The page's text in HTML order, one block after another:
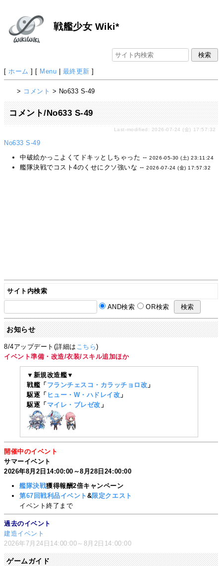
戦艦少女 Wiki*
[ ホーム ] [ Menu | 最終更新 ]
> コメント > No633 S-49
コメント/No633 S-49
Last-modified: 2026-07-24 (金) 17:57:32
No633 S-49
中破絵かっこよくてドキッとしちゃった --2026-05-30 (土) 23:11:24
艦隊決戦でコスト4のくせにクソ強いな --2026-07-24 (金) 17:57:32
サイト内検索
AND検索 OR検索
お知らせ
8/4アップデート(詳細は こちら)
イベント準備・改造/衣装/スキル追加ほか
▼新規改造艦▼
戦艦「 フランチェスコ・カラッチョロ改 」
駆逐「 ヒュー・W・ハドレイ改 」
駆逐「 マイレ・ブレゼ改 」
開催中のイベント
サマーイベント
2026年8月2日14:00:00～8月28日24:00:00
艦隊決戦獲得報酬2倍キャンペーン
第67回戦利品イベント &限定クエスト
イベント終了まで
過去のイベント
建造イベント
2026年7月24日14:00:00～8月2日14:00:00
ゲームガイド